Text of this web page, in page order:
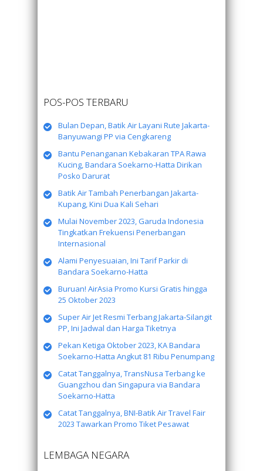
POS-POS TERBARU
Bulan Depan, Batik Air Layani Rute Jakarta-
Banyuwangi PP via Cengkareng
Bantu Penanganan Kebakaran TPA Rawa
Kucing, Bandara Soekarno-Hatta Dirikan
Posko Darurat
Batik Air Tambah Penerbangan Jakarta-
Kupang, Kini Dua Kali Sehari
Mulai November 2023, Garuda Indonesia
Tingkatkan Frekuensi Penerbangan
Internasional
Alami Penyesuaian, Ini Tarif Parkir di
Bandara Soekarno-Hatta
Buruan! AirAsia Promo Kursi Gratis hingga
25 Oktober 2023
Super Air Jet Resmi Terbang Jakarta-Silangit
PP, Ini Jadwal dan Harga Tiketnya
Pekan Ketiga Oktober 2023, KA Bandara
Soekarno-Hatta Angkut 81 Ribu Penumpang
Catat Tanggalnya, TransNusa Terbang ke
Guangzhou dan Singapura via Bandara
Soekarno-Hatta
Catat Tanggalnya, BNI-Batik Air Travel Fair
2023 Tawarkan Promo Tiket Pesawat
LEMBAGA NEGARA